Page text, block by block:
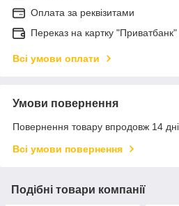
Оплата за реквізитами
Переказ на картку "Приватбанк"
Всі умови оплати
Умови повернення
Повернення товару впродовж 14
Всі умови повернення
Подібні товари компанії